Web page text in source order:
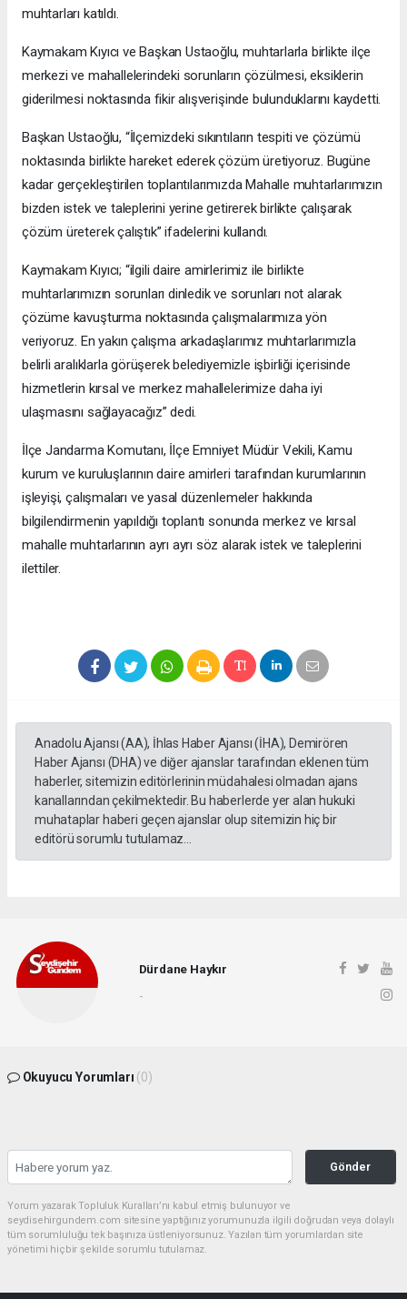
muhtarları katıldı.
Kaymakam Kıyıcı ve Başkan Ustaoğlu, muhtarlarla birlikte ilçe
merkezi ve mahallelerindeki sorunların çözülmesi, eksiklerin
giderilmesi noktasında fikir alışverişinde bulunduklarını kaydetti.
Başkan Ustaoğlu, “İlçemizdeki sıkıntıların tespiti ve çözümü
noktasında birlikte hareket ederek çözüm üretiyoruz. Bugüne
kadar gerçekleştirilen toplantılarımızda Mahalle muhtarlarımızın
bizden istek ve taleplerini yerine getirerek birlikte çalışarak
çözüm üreterek çalıştık” ifadelerini kullandı.
Kaymakam Kıyıcı; “ilgili daire amirlerimiz ile birlikte
muhtarlarımızın sorunları dinledik ve sorunları not alarak
çözüme kavuşturma noktasında çalışmalarımıza yön
veriyoruz. En yakın çalışma arkadaşlarımız muhtarlarımızla
belirli aralıklarla görüşerek belediyemizle işbirliği içerisinde
hizmetlerin kırsal ve merkez mahallelerimize daha iyi
ulaşmasını sağlayacağız” dedi.
İlçe Jandarma Komutanı, İlçe Emniyet Müdür Vekili, Kamu
kurum ve kuruluşlarının daire amirleri tarafından kurumlarının
işleyişi, çalışmaları ve yasal düzenlemeler hakkında
bilgilendirmenin yapıldığı toplantı sonunda merkez ve kırsal
mahalle muhtarlarının ayrı ayrı söz alarak istek ve taleplerini
ilettiler.
Anadolu Ajansı (AA), İhlas Haber Ajansı (İHA), Demirören
Haber Ajansı (DHA) ve diğer ajanslar tarafından eklenen tüm
haberler, sitemizin editörlerinin müdahalesi olmadan ajans
kanallarından çekilmektedir. Bu haberlerde yer alan hukuki
muhataplar haberi geçen ajanslar olup sitemizin hiç bir
editörü sorumlu tutulamaz...
Dürdane Haykır
-
Okuyucu Yorumları (0)
Gönder
Yorum yazarak Topluluk Kuralları’nı kabul etmiş bulunuyor ve
seydisehirgundem.com sitesine yaptığınız yorumunuzla ilgili doğrudan veya dolaylı
tüm sorumluluğu tek başınıza üstleniyorsunuz. Yazılan tüm yorumlardan site
yönetimi hiçbir şekilde sorumlu tutulamaz.